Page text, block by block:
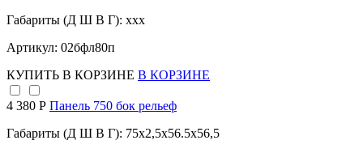
Габариты (Д Ш В Г): xxx
Артикул: 02бфл80п
КУПИТЬ В КОРЗИНЕ В КОРЗИНЕ
4 380 Р Панель 750 бок рельеф
Габариты (Д Ш В Г): 75x2,5x56.5x56,5